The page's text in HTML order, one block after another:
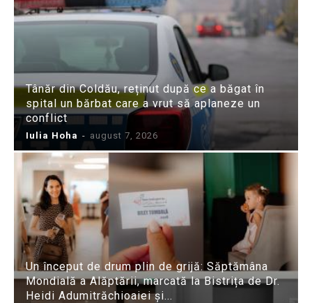
Tânăr din Coldău, reținut după ce a băgat în
spital un bărbat care a vrut să aplaneze un
conflict
Iulia Hoha - august 7, 2026
Un început de drum plin de grijă: Săptămâna
Mondială a Alăptării, marcată la Bistrița de Dr.
Heidi Adumitrăchioaiei și...